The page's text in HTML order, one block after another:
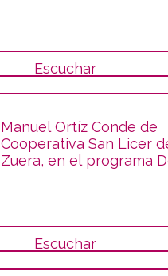
Escuchar
Manuel Ortíz Conde de
Cooperativa San Licer
Zuera, en el programa
Escuchar